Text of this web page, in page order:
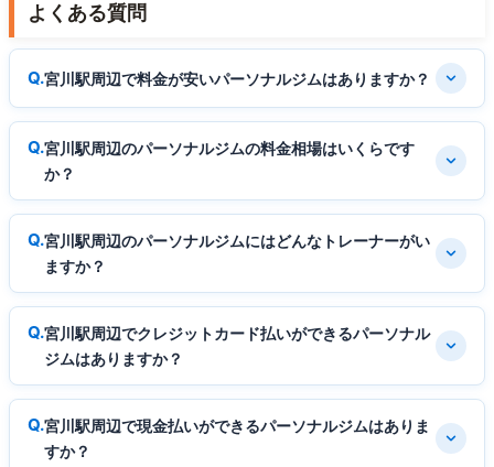
よくある質問
宮川駅周辺で料金が安いパーソナルジムはありますか？
宮川駅周辺のパーソナルジムの料金相場はいくらです
か？
宮川駅周辺のパーソナルジムにはどんなトレーナーがい
ますか？
宮川駅周辺でクレジットカード払いができるパーソナル
ジムはありますか？
宮川駅周辺で現金払いができるパーソナルジムはありま
すか？